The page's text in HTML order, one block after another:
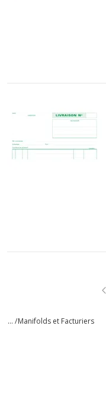
... /Manifolds et Facturiers